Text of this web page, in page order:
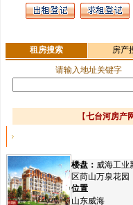
租房搜索 房产
请输入地址关键字
【七台河房产
楼盘： 威海工业
区苘山万泉花园
位置
山东威海